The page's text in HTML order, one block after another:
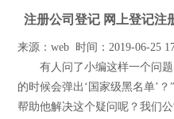
注册公司登记 网上登记注
来源：web 时间：2019-06-25
有人问了小编这样一个问题
的时候会弹出‘国家级黑名单’
帮助他解决这个疑问呢？我们